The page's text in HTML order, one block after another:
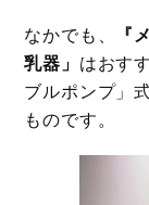
なかでも、
『
乳器」 はおす
ブルポンプ」
ものです。